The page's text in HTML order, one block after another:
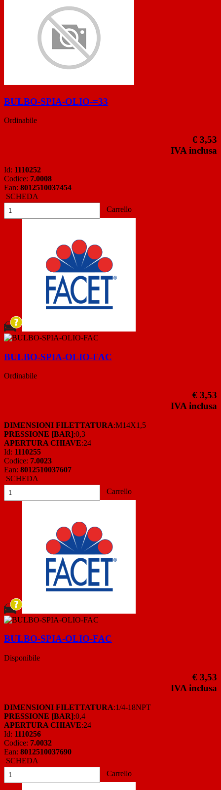
BULBO-SPIA-OLIO-=33
Ordinabile
€ 3,53
IVA inclusa
Id: 1110252
Codice: 7.0008
Ean: 8012510037454
SCHEDA
Carrello
BULBO-SPIA-OLIO-FAC
Ordinabile
€ 3,53
IVA inclusa
DIMENSIONI FILETTATURA:M14X1,5
PRESSIONE [BAR]:0,3
APERTURA CHIAVE:24
Id: 1110255
Codice: 7.0023
Ean: 8012510037607
SCHEDA
Carrello
BULBO-SPIA-OLIO-FAC
Disponibile
€ 3,53
IVA inclusa
DIMENSIONI FILETTATURA:1/4-18NPT
PRESSIONE [BAR]:0,4
APERTURA CHIAVE:24
Id: 1110256
Codice: 7.0032
Ean: 8012510037690
SCHEDA
Carrello